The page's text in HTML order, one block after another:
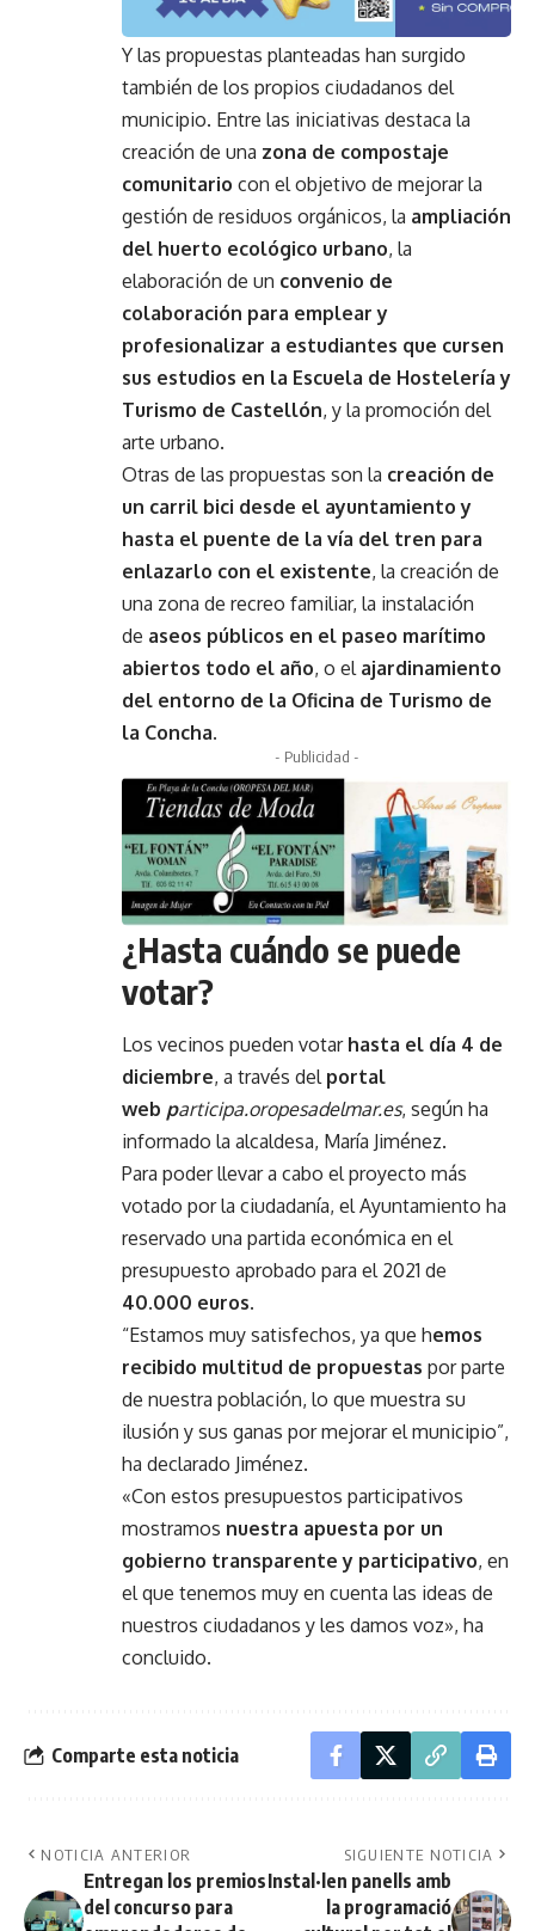
Y las propuestas planteadas han surgido
también de los propios ciudadanos del
municipio. Entre las iniciativas destaca la
creación de una zona de compostaje
comunitario con el objetivo de mejorar la
gestión de residuos orgánicos, la ampliación
del huerto ecológico urbano, la
elaboración de un convenio de
colaboración para emplear y
profesionalizar a estudiantes que cursen
sus estudios en la Escuela de Hostelería y
Turismo de Castellón, y la promoción del
arte urbano.
Otras de las propuestas son la creación de
un carril bici desde el ayuntamiento y
hasta el puente de la vía del tren para
enlazarlo con el existente, la creación de
una zona de recreo familiar, la instalación
de aseos públicos en el paseo marítimo
abiertos todo el año, o el ajardinamiento
del entorno de la Oficina de Turismo de
la Concha.
- Publicidad -
¿Hasta cuándo se puede
votar?
Los vecinos pueden votarhasta el día 4 de
diciembre, a través del portal
web participa.oropesadelmar.es, según ha
informado la alcaldesa, María Jiménez.
Para poder llevar a cabo el proyecto más
votado por la ciudadanía, el Ayuntamiento ha
reservado una partida económica en el
presupuesto aprobado para el 2021 de
40.000 euros.
“Estamos muy satisfechos, ya que hemos
recibido multitud de propuestas por parte
de nuestra población, lo que muestra su
ilusión y sus ganas por mejorar el municipio”,
ha declarado Jiménez.
«Con estos presupuestos participativos
mostramos nuestra apuesta por un
gobierno transparente y participativo, en
el que tenemos muy en cuenta las ideas de
nuestros ciudadanos y les damos voz», ha
concluido.
Comparte esta noticia
NOTICIA ANTERIOR
Entregan los premios
del concurso para
SIGUIENTE NOTICIA
Instal·len panells amb
la programació